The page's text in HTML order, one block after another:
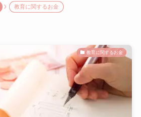
教育に関するお金
教育に関するお金